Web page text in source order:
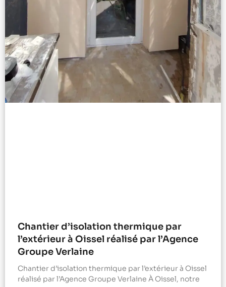
Chantier d’isolation thermique par
l’extérieur à Oissel réalisé par l’Agence
Groupe Verlaine
Chantier d’isolation thermique par l’extérieur à Oissel
réalisé par l’Agence Groupe Verlaine À Oissel, notre